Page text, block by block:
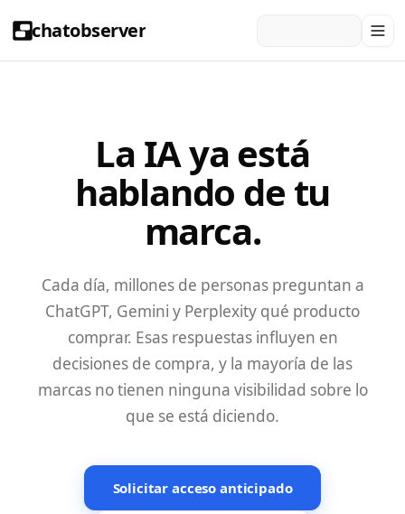
chatobserver
La IA ya está
hablando de tu
marca.
Cada día, millones de personas preguntan a
ChatGPT, Gemini y Perplexity qué producto
comprar. Esas respuestas influyen en
decisiones de compra, y la mayoría de las
marcas no tienen ninguna visibilidad sobre lo
que se está diciendo.
Solicitar acceso anticipado